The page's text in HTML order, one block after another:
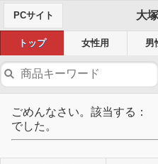
PCサイト 大
トップ 女性用 男
ごめんなさい。該当する
でした。